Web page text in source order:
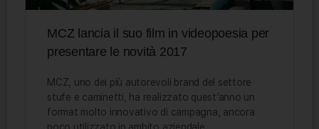
MCZ lancia il suo film in videopoesia per
presentare le novità 2017
MCZ, uno dei più autorevoli brand del settore
stufe e caminetti, ha realizzato quest’anno un
format molto innovativo di campagna, ancora
poco utilizzato in ambito aziendale,…